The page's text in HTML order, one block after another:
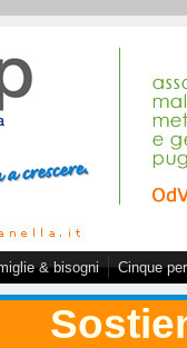
& bisogni Cinque